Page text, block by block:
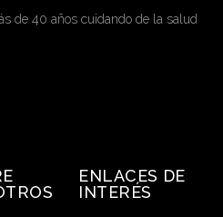
de 40 años cuidando de la salud
ENLACES DE
INTERÉS